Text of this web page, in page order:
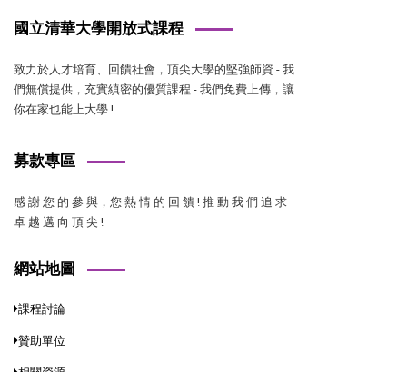
國立清華大學開放式課程
致力於人才培育、回饋社會，頂尖大學的堅強師資 - 我
們無償提供，充實縝密的優質課程 - 我們免費上傳，讓
你在家也能上大學 !
募款專區
感 謝 您 的 參 與，您 熱 情 的 回 饋 ! 推 動 我 們 追 求
卓 越 邁 向 頂 尖 !
網站地圖
課程討論
贊助單位